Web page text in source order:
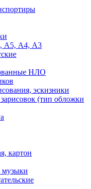
А5, А4, А3
НЛО
эскизники
(тип обложки
картон
музыки